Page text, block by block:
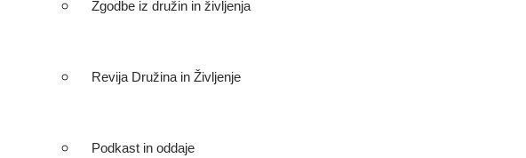
Zgodbe iz družin in življenja
Revija Družina in Življenje
Podkast in oddaje